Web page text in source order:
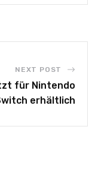
NEXT POST
für Nintendo
erhältlich